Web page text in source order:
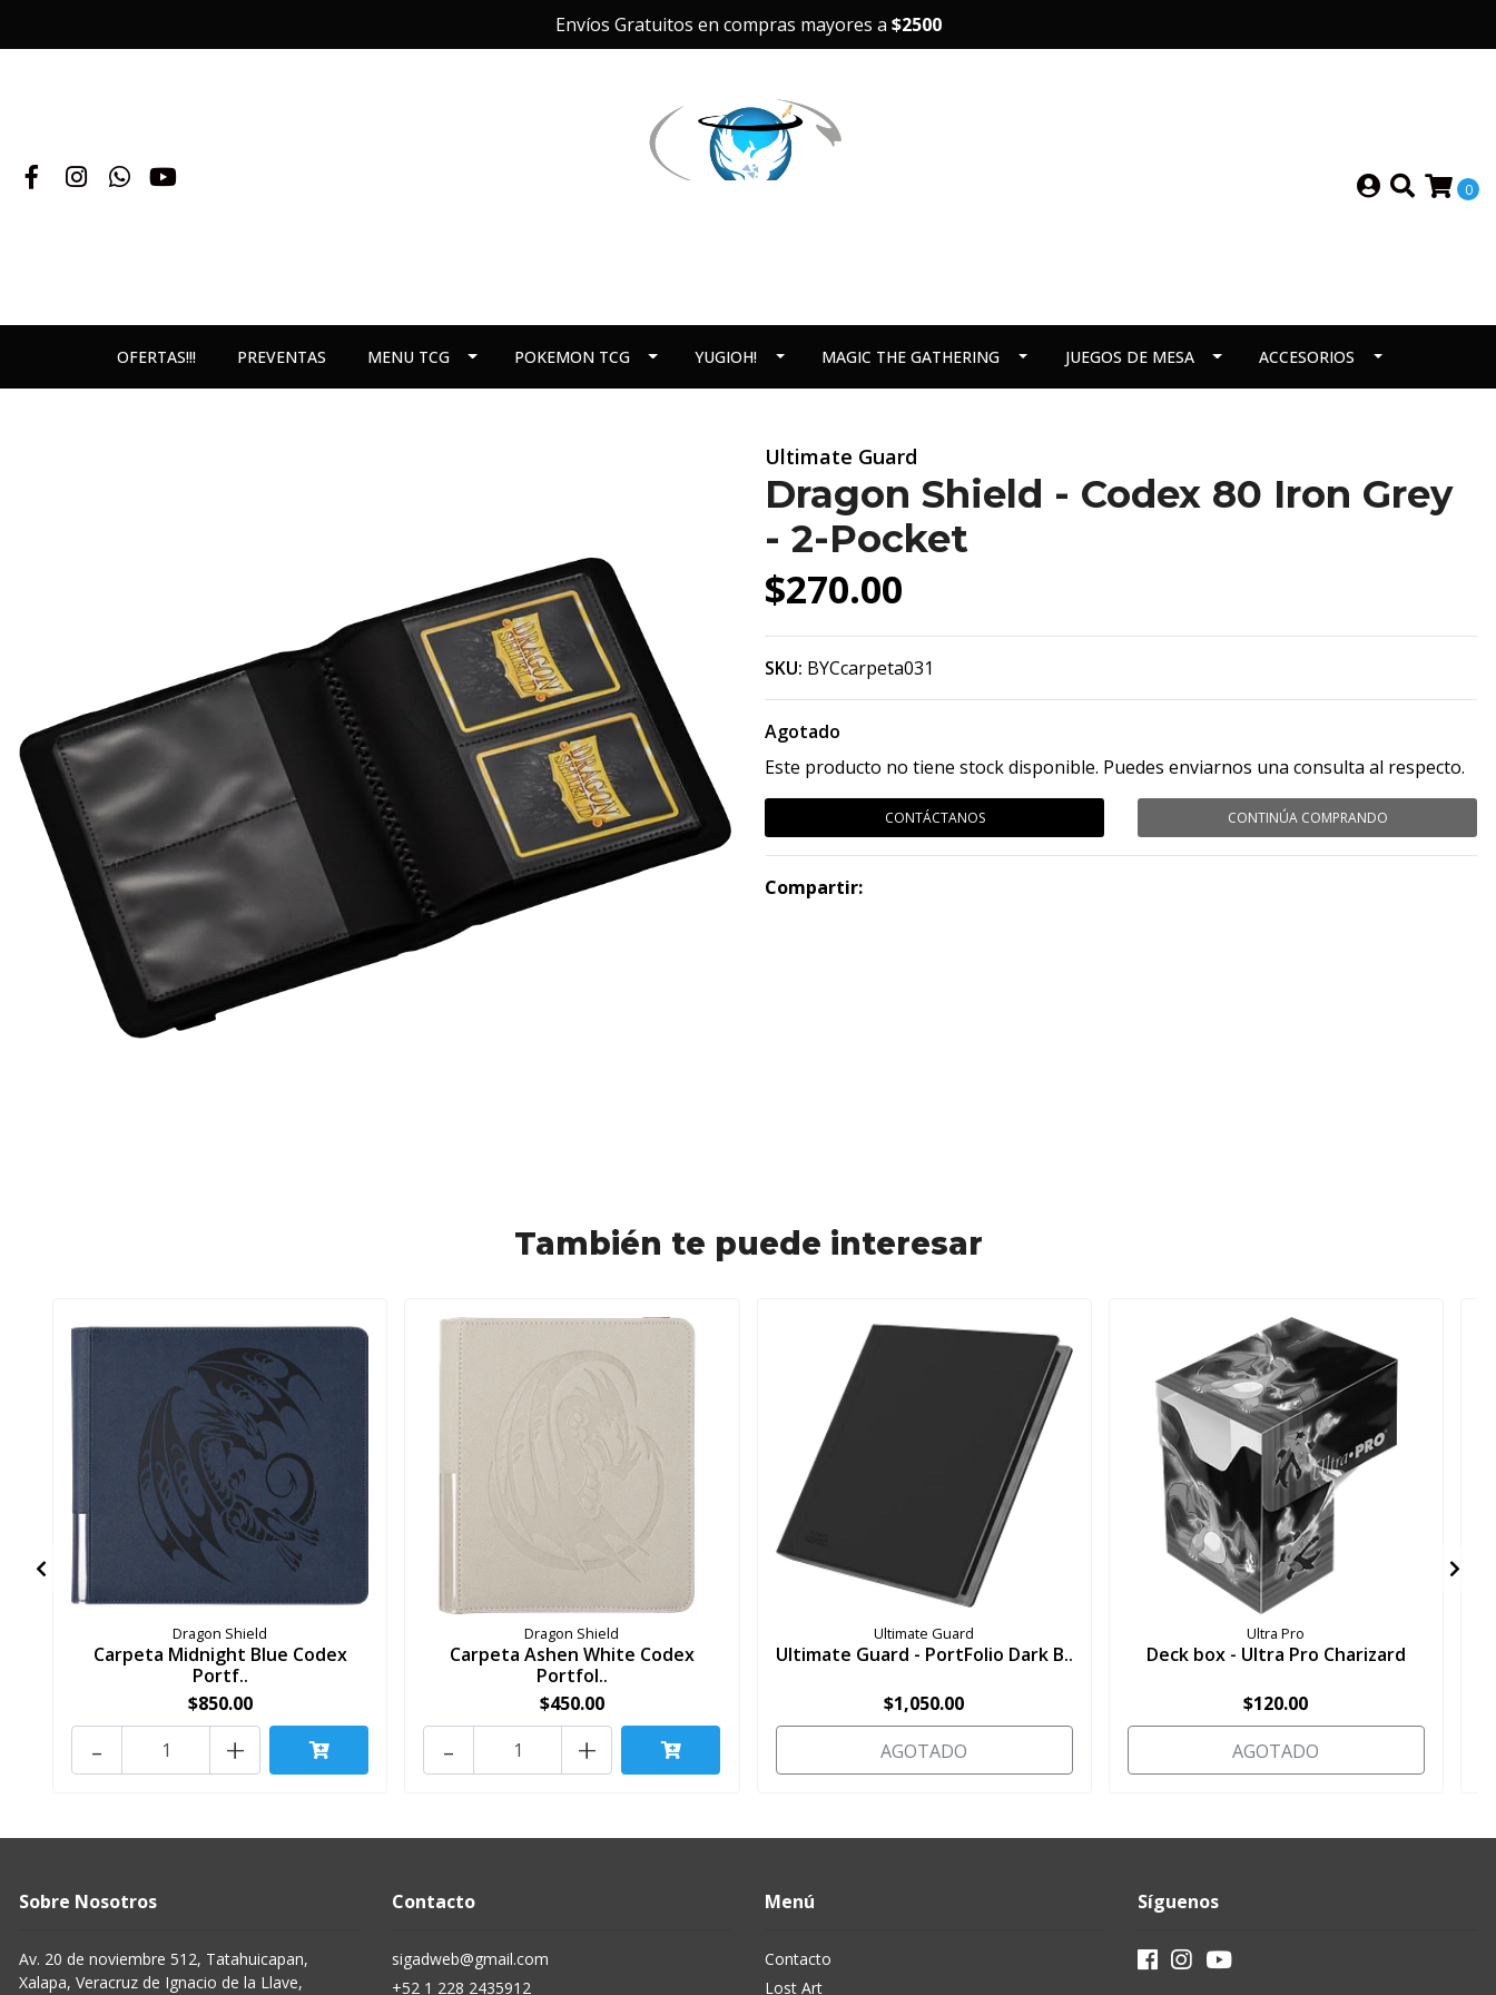
Envíos Gratuitos en compras mayores a $2500
0
OFERTAS!!! PREVENTAS MENU TCG POKEMON TCG YUGIOH! MAGIC THE GATHERING JUEGOS DE MESA ACCESORIOS
Ultimate Guard
Dragon Shield - Codex 80 Iron Grey
- 2-Pocket
$270.00
SKU: BYCcarpeta031
Agotado
Este producto no tiene stock disponible. Puedes enviarnos una consulta al respecto.
CONTÁCTANOS CONTINÚA COMPRANDO
Compartir:
También te puede interesar
Dragon Shield
Carpeta Midnight Blue Codex
Portf..
$850.00
+
-
Dragon Shield
Carpeta Ashen White Codex
Portfol..
$450.00
+
-
Ultimate Guard
Ultimate Guard - PortFolio Dark B..
$1,050.00
AGOTADO
Ultra Pro
Deck box - Ultra Pro Charizard
$120.00
AGOTADO
Sobre Nosotros
Av. 20 de noviembre 512, Tatahuicapan,
Xalapa, Veracruz de Ignacio de la Llave,
Contacto
sigadweb@gmail.com
+52 1 228 2435912
Menú
Contacto
Lost Art
Síguenos